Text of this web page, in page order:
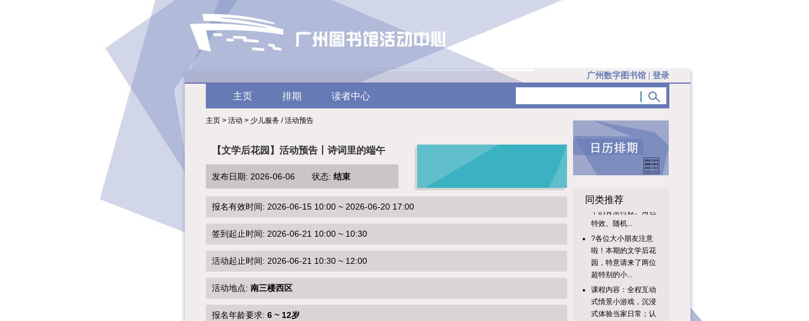
广州数字图书馆 登录
主页 排期 读者中心
主页 > 活动 > 少儿服务 / 活动预告
【文学后花园】活动预告丨诗词里的端午
发布日期: 2026-06-06 状态: 结束
报名有效时间: 2026-06-15 10:00 ~ 2026-06-20 17:00
签到起止时间: 2026-06-21 10:00 ~ 10:30
活动起止时间: 2026-06-21 10:30 ~ 12:00
活动地点: 南三楼西区
报名年龄要求: 6 ~ 12岁
同类推荐
活动内容本次课堂将
中的背景特效、角色
特效、随机...
?各位大小朋友注意
啦！本期的文学后花
园，特意请来了两位
超特别的小...
课程内容：全程互动
式情景小游戏，沉浸
式体验当家日常；认
识各类钱币...